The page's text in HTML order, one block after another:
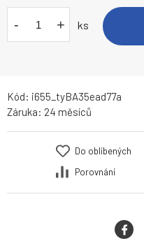
- + ks
Kód: i655_tyBA35ead77a
Záruka: 24 měsíců
Do oblíbených
Porovnání